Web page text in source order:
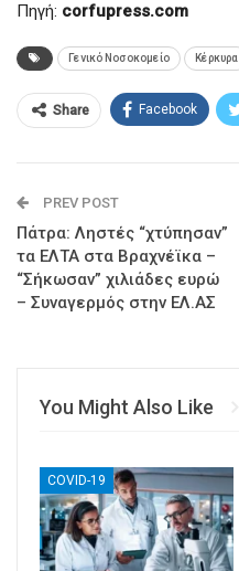
Πηγή: corfupress.com
Γενικό Νοσοκομείο Κέρκυρα
Share Facebook
PREV POST
Πάτρα: Ληστές “χτύπησαν”
τα ΕΛΤΑ στα Βραχνέϊκα –
“Σήκωσαν” χιλιάδες ευρώ
– Συναγερμός στην ΕΛ.ΑΣ
You Might Also Like
COVID-19